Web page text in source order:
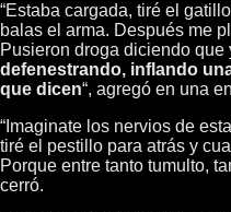
“Estaba cargada, tiré el
balas el arma. Después me
Pusieron droga diciendo que
defenestrando, inflando
que dicen“, agregó en una
“Imaginate los nervios de
tiré el pestillo para atrás y
Porque entre tanto tumulto,
cerró.